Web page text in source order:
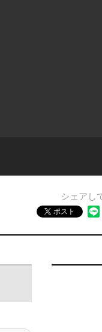
シェアし
ポスト